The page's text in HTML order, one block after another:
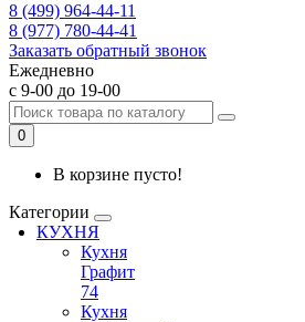
8 (499) 964-44-11
8 (977) 780-44-41
Заказать обратный звонок
Ежедневно
с 9-00 до 19-00
0
В корзине пусто!
Категории
КУХНЯ
Кухня
Графит
74
Кухня